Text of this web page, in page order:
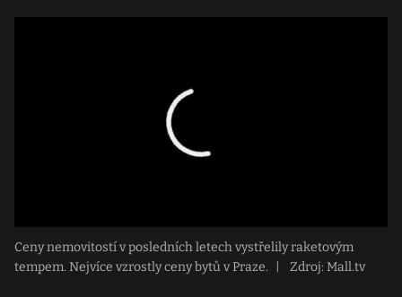
Ceny nemovitostí v posledních letech vystřelily raketovým
tempem. Nejvíce vzrostly ceny bytů v Praze.
Zdroj: Mall.tv